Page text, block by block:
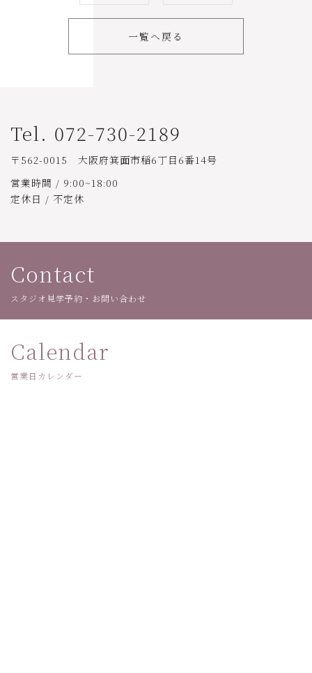
一覧へ戻る
Tel. 072-730-2189
〒562-0015 大阪府箕面市稲6丁目6番14号
営業時間 / 9:00~18:00
定休日 / 不定休
Contact
スタジオ見学予約・お問い合わせ
Calendar
営業日カレンダー